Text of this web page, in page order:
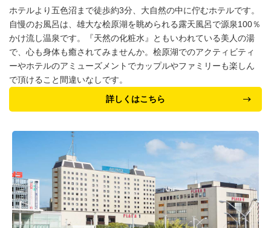
ホテルより五色沼まで徒歩約3分、大自然の中に佇むホテルです。
自慢のお風呂は、雄大な桧原湖を眺められる露天風呂で源泉100％
かけ流し温泉です。『天然の化粧水』ともいわれている美人の湯
で、心も身体も癒されてみませんか。桧原湖でのアクティビティ
ーやホテルのアミューズメントでカップルやファミリーも楽しん
で頂けること間違いなしです。
詳しくはこちら